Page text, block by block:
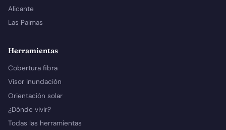
Alicante
Las Palmas
Herramientas
Cobertura fibra
Visor inundación
Orientación solar
¿Dónde vivir?
Todas las herramientas